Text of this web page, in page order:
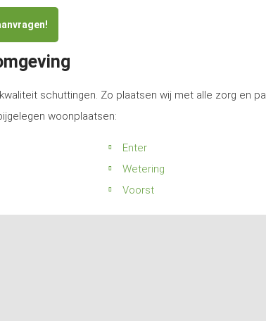
schuttingen. Zo plaatsen wij met alle zorg en
woonplaatsen:
Enter
Wetering
Voorst